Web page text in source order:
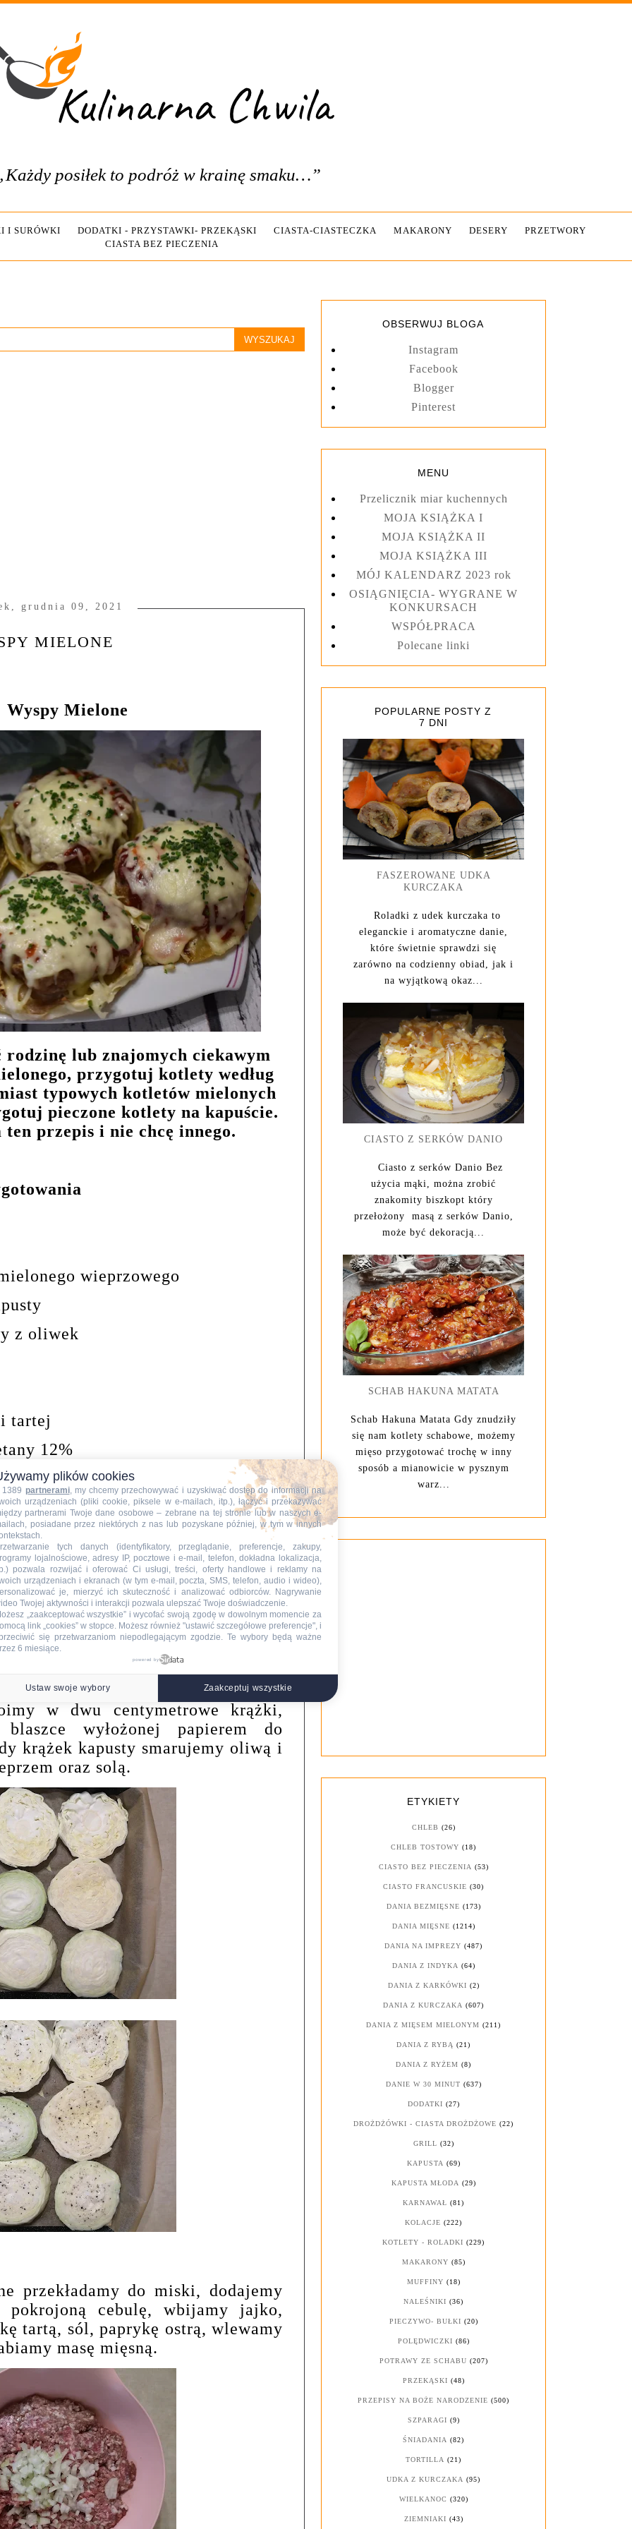
posiłek to podróż w krainę smaku…”
I SURÓWKI DODATKI - PRZYSTAWKI- PRZEKĄSKI CIASTA-CIASTECZKA MAKARONY DESERY
PRZETWORY
CIASTA BEZ PIECZENIA
grudnia 09, 2021
MIELONE
Wyspy Mielone
rodzinę lub znajomych ciekawym
przygotuj kotlety według
typowych kotletów mielonych
pieczone kotlety na kapuście.
ten przepis i nie chcę innego.
wieprzowego
z oliwek
tartej
12%
ostrej
w dwu centymetrowe krążki,
blaszce wyłożonej papierem do
krążek kapusty smarujemy oliwą i
oraz solą.
przekładamy do miski, dodajemy
pokrojoną cebulę, wbijamy jajko,
tartą, sól, paprykę ostrą, wlewamy
masę mięsną.
OBSERWUJ BLOGA
Instagram
Facebook
Blogger
Pinterest
MENU
Przelicznik miar kuchennych
MOJA KSIĄŻKA I
MOJA KSIĄŻKA II
MOJA KSIĄŻKA III
MÓJ KALENDARZ 2023 rok
OSIĄGNIĘCIA- WYGRANE W
KONKURSACH
WSPÓŁPRACA
Polecane linki
POPULARNE POSTY Z
7 DNI
FASZEROWANE UDKA
KURCZAKA
Roladki z udek kurczaka to
eleganckie i aromatyczne danie,
które świetnie sprawdzi się
zarówno na codzienny obiad, jak i
na wyjątkową okaz...
CIASTO Z SERKÓW DANIO
Ciasto z serków Danio Bez
użycia mąki, można zrobić
znakomity biszkopt który
przełożony masą z serków Danio,
może być dekoracją...
SCHAB HAKUNA MATATA
Schab Hakuna Matata Gdy znudziły
się nam kotlety schabowe, możemy
mięso przygotować trochę w inny
sposób a mianowicie w pysznym
warz...
ETYKIETY
CHLEB (26)
CHLEB TOSTOWY (18)
CIASTO BEZ PIECZENIA (53)
CIASTO FRANCUSKIE (30)
DANIA BEZMIĘSNE (173)
DANIA MIĘSNE (1214)
DANIA NA IMPREZY (487)
DANIA Z INDYKA (64)
DANIA Z KARKÓWKI (2)
DANIA Z KURCZAKA (607)
DANIA Z MIĘSEM MIELONYM (211)
DANIA Z RYBĄ (21)
DANIA Z RYŻEM (8)
DANIE W 30 MINUT (637)
DODATKI (27)
DROŻDŻÓWKI - CIASTA DROŻDŻOWE (22)
GRILL (32)
KAPUSTA (69)
KAPUSTA MŁODA (29)
KARNAWAŁ (81)
KOLACJE (222)
KOTLETY - ROLADKI (229)
MAKARONY (85)
MUFFINY (18)
NALEŚNIKI (36)
PIECZYWO- BUŁKI (20)
POLĘDWICZKI (86)
POTRAWY ZE SCHABU (207)
PRZEKĄSKI (48)
PRZEPISY NA BOŻE NARODZENIE (500)
SZPARAGI (9)
ŚNIADANIA (82)
TORTILLA (21)
UDKA Z KURCZAKA (95)
WIELKANOC (320)
ZIEMNIAKI (43)
plików cookies
1389 partnerami, my chcemy przechowywać i uzyskiwać dostęp do informacji na
urządzeniach (pliki cookie, piksele w e-mailach, itp.), łączyć i przekazywać
partnerami Twoje dane osobowe – zebrane na tej stronie lub w naszych e-
posiadane przez niektórych z nas lub pozyskane później, w tym w innych
tych danych (identyfikatory, przeglądanie, preferencje, zakupy,
lojalnościowe, adresy IP, pocztowe i e-mail, telefon, dokładna lokalizacja,
pozwala rozwijać i oferować Ci usługi, treści, oferty handlowe i reklamy na
urządzeniach i ekranach (w tym e-mail, poczta, SMS, telefon, audio i wideo),
je, mierzyć ich skuteczność i analizować odbiorców. Nagrywanie
Twojej aktywności i interakcji pozwala ulepszać Twoje doświadczenie.
„zaakceptować wszystkie” i wycofać swoją zgodę w dowolnym momencie za
link „cookies” w stopce. Możesz również "ustawić szczegółowe preferencje", i
się przetwarzaniom niepodlegającym zgodzie. Te wybory będą ważne
6 miesiące.
powered by
Ustaw swoje wybory Zaakceptuj wszystkie